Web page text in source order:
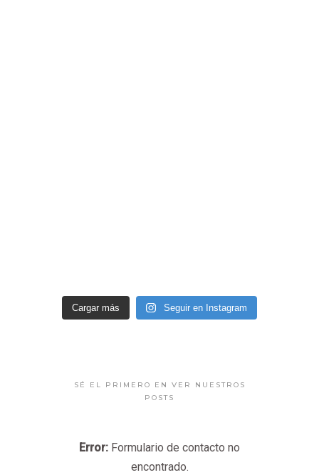
Cargar más Seguir en Instagram
SÉ EL PRIMERO EN VER NUESTROS
POSTS
Error: Formulario de contacto no
encontrado.